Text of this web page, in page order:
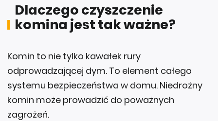
Dlaczego czyszczenie
komina jest tak ważne?
Komin to nie tylko kawałek rury
odprowadzającej dym. To element całego
systemu bezpieczeństwa w domu. Niedrożny
komin może prowadzić do poważnych
zagrożeń.